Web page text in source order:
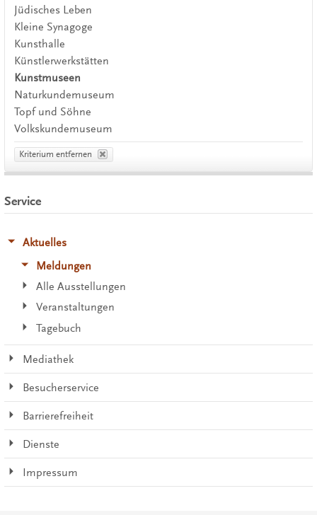
Jüdisches Leben
Kleine Synagoge
Kunsthalle
Künstlerwerkstätten
Kunstmuseen
Naturkundemuseum
Topf und Söhne
Volkskundemuseum
Kriterium entfernen
Service
Aktuelles
Meldungen
Alle Ausstellungen
Veranstaltungen
Tagebuch
Mediathek
Besucherservice
Barrierefreiheit
Dienste
Impressum